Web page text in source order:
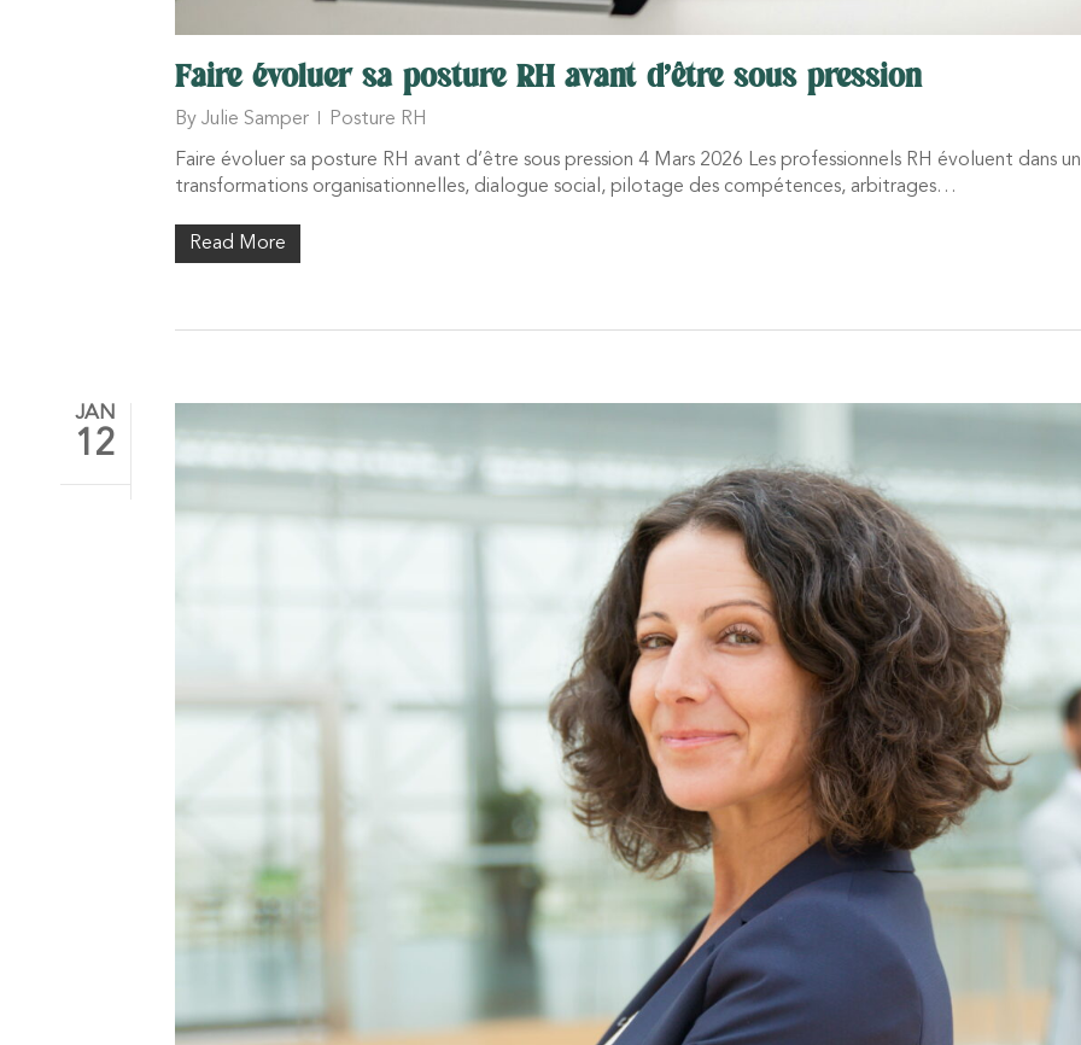
Faire évoluer sa posture RH avant d’être sous pression
By Julie Samper Posture RH
Faire évoluer sa posture RH avant d’être sous pression 4 Mars 2026 Les professionnels RH évoluent
transformations organisationnelles, dialogue social, pilotage des compétences, arbitrages…
Read More
JAN
12